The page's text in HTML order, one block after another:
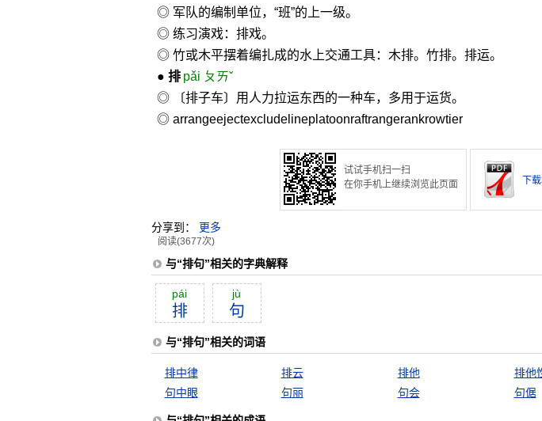
◎ 军队的编制单位，“班”的上一级。
◎ 练习演戏：排戏。
◎ 竹或木平摆着编扎成的水上交通工具：木排。竹排。排运。
● 排 pǎi ㄆㄞˇ
◎ 〔排子车〕用人力拉运东西的一种车，多用于运货。
◎ arrangeejectexcludelineplatoonraftrangerankrowtier
试试手机扫一扫
在你手机上继续浏览此页面
下
分享到： 更多
阅读(3677次)
与“排句”相关的字典解释
pái
排
jù
句
与“排句”相关的词语
排中律 排云 排他 排他
句中眼
句丽 句会 句倨